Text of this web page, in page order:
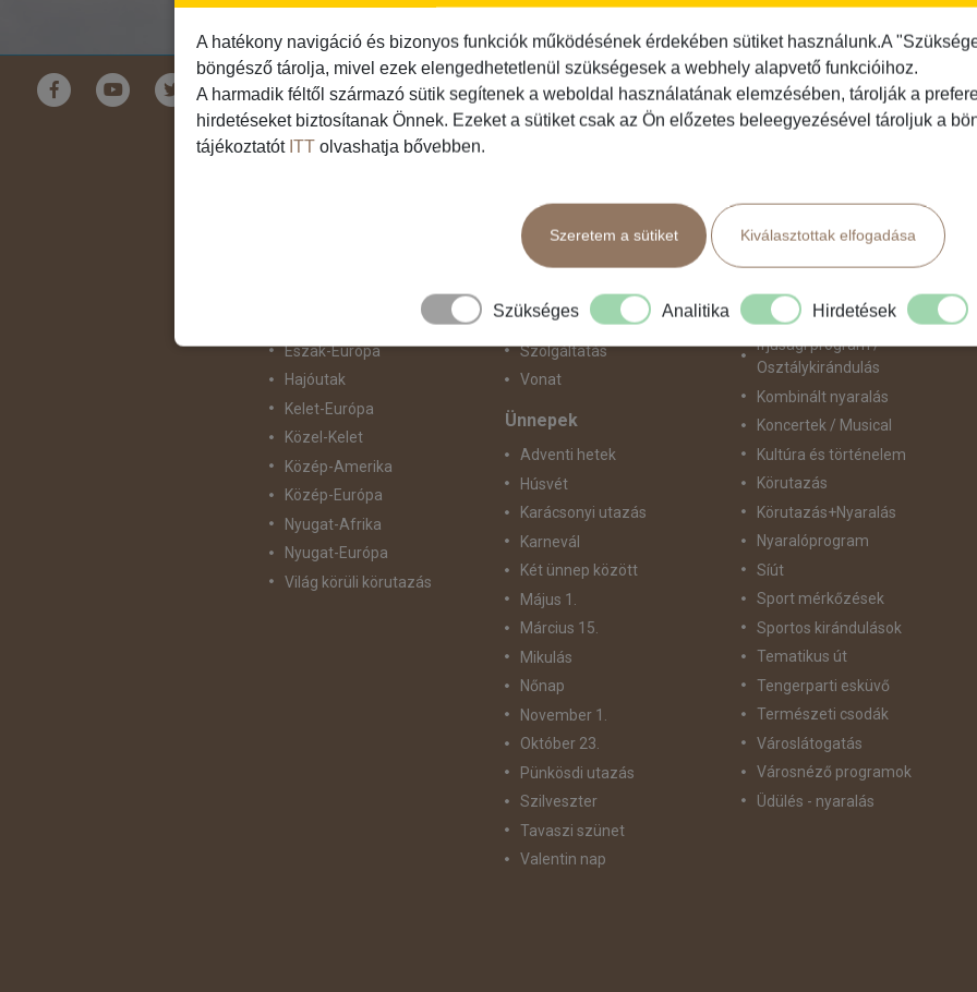
Földrészek
Ausztrália
Ázsia
Észak-Európa
Hajóutak
Kelet-Európa
Közel-Kelet
Közép-Amerika
Közép-Európa
Nyugat-Afrika
Nyugat-Európa
Világ körüli körutazás
Közlekedés
Busszal
Fly & Drive
Hajó
repülő+busz
repülő+hajó
Repülővel
Szolgáltatás
Vonat
Ünnepek
Adventi hetek
Húsvét
Karácsonyi utazás
Karnevál
Két ünnep között
Május 1.
Március 15.
Mikulás
Nőnap
November 1.
Október 23.
Pünkösdi utazás
Szilveszter
Tavaszi szünet
Valentin nap
Programtípus
1 napos utak
Egzotikus út
Fesztiválok
Golfút
Gyalogtúra
Hajóút
Ifjúsági program /
Osztálykirándulás
Kombinált nyaralás
Koncertek / Musical
Kultúra és történelem
Körutazás
Körutazás+Nyaralás
Nyaralóprogram
Síút
Sport mérkőzések
Sportos kirándulások
Tematikus út
Tengerparti esküvő
Természeti csodák
Városlátogatás
Városnéző programok
Üdülés - nyaralás
A hatékony navigáció és bizonyos funkciók működésének érdekében sütiket használunk.A
böngésző tárolja, mivel ezek elengedhetetlenül szükségesek a webhely alapvető funkcióihoz.
A harmadik féltől származó sütik segítenek a weboldal használatának elemzésében, tárolják a
hirdetéseket biztosítanak Önnek. Ezeket a sütiket csak az Ön előzetes beleegyezésével tároljuk a
tájékoztatót ITT olvashatja bővebben.
Szeretem a sütiket Kiválasztottak elfogadása
Szükséges Analitika Hirdetések